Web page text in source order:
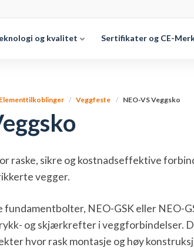
og kvalitet Sertifikater og CE-
Elementtilkoblinger Veggfeste NEO-VS Veggsko
raske, sikre og kostnadseffektive
vegger.
fundamentbolter, NEO-GSK eller NEO-
og skjærkrefter i veggforbindelser.
hvor rask montasje og høy